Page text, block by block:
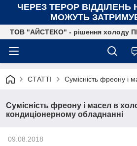
ЧЕРЕЗ ТЕРОР ВІДДІЛЕНЬ
МОЖУТЬ
ТОВ "АЙСТЕКО" - рішення
СТАТТІ Сумісність фреону і
Сумісність фреону і масел в
кондиціонерному обладнанні
09.08.2018